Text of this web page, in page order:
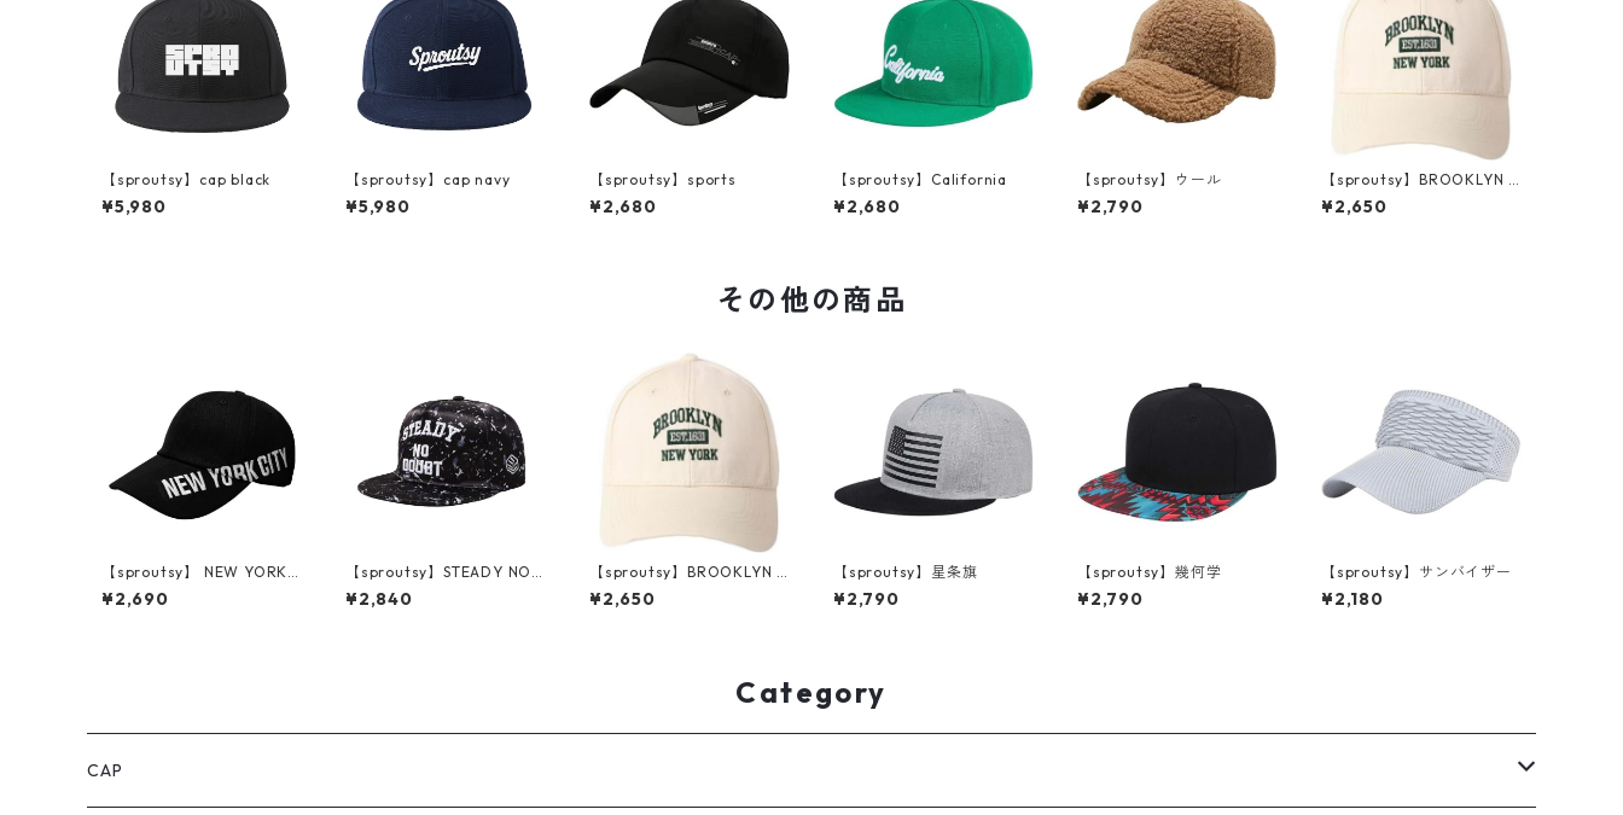
【sproutsy】cap black
¥5,980
【sproutsy】cap navy
¥5,980
【sproutsy】sports
¥2,680
【sproutsy】California
¥2,680
【sproutsy】ウール
¥2,790
【sproutsy】BROOKLYN E
ST.1631
¥2,650
その他の商品
【sproutsy】 NEW YORK
CITY
¥2,690
【sproutsy】STEADY NO
DOUBT
¥2,840
【sproutsy】BROOKLYN E
ST.1631
¥2,650
【sproutsy】星条旗
¥2,790
【sproutsy】幾何学
¥2,790
【sproutsy】サンバイザー
¥2,180
Category
CAP